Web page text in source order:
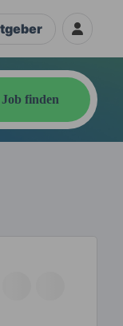
Job finden